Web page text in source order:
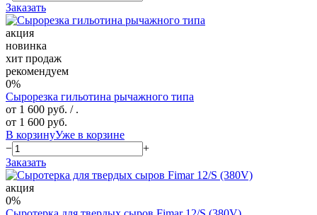
Заказать
акция
новинка
хит продаж
рекомендуем
0%
Сырорезка гильотина рычажного типа
от 1 600 руб. / .
от 1 600 руб.
В корзинуУже в корзине
−
+
Заказать
акция
0%